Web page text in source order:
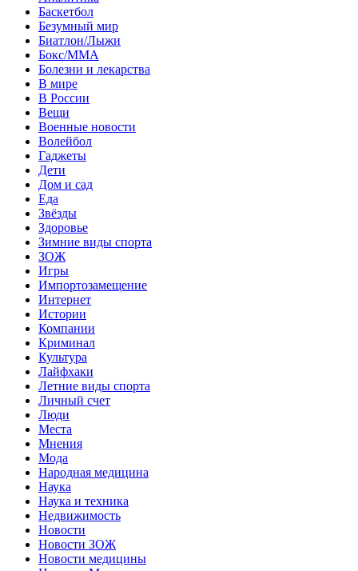
Баскетбол
Безумный мир
Биатлон/Лыжи
Бокс/MMA
Болезни и лекарства
В мире
В России
Вещи
Военные новости
Волейбол
Гаджеты
Дети
Дом и сад
Еда
Звёзды
Здоровье
Зимние виды спорта
ЗОЖ
Игры
Импортозамещение
Интернет
Истории
Компании
Криминал
Культура
Лайфхаки
Летние виды спорта
Личный счет
Люди
Места
Мнения
Мода
Народная медицина
Наука
Наука и техника
Недвижимость
Новости
Новости ЗОЖ
Новости медицины